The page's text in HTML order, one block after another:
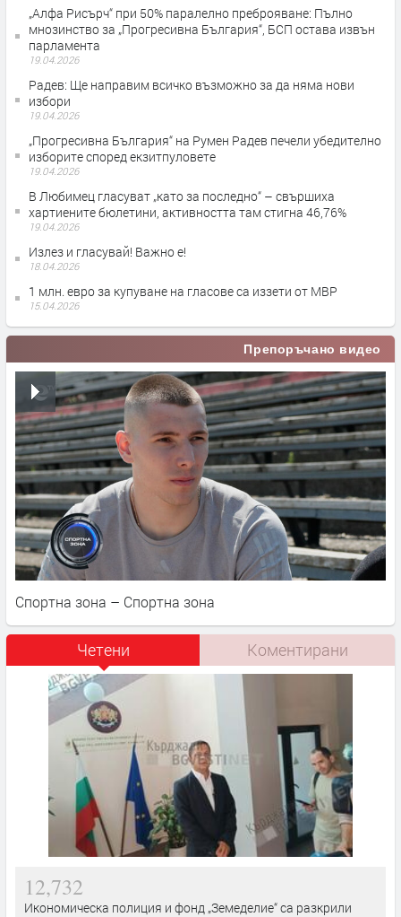
„Алфа Рисърч“ при 50% паралелно преброяване: Пълно
мнозинство за „Прогресивна България“, БСП остава извън
парламента
19.04.2026
Радев: Ще направим всичко възможно за да няма нови
избори
19.04.2026
„Прогресивна България“ на Румен Радев печели убедително
изборите според екзитпуловете
19.04.2026
В Любимец гласуват „като за последно“ – свършиха
хартиените бюлетини, активността там стигна 46,76%
19.04.2026
Излез и гласувай! Важно е!
18.04.2026
1 млн. евро за купуване на гласове са иззети от МВР
15.04.2026
Препоръчано видео
Спортна зона – Спортна зона
Четени Коментирани
12,732
Икономическа полиция и фонд „Земеделие“ са разкрили